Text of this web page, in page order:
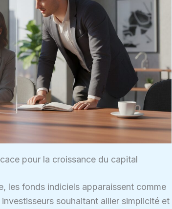
pour la croissance du capital
les fonds indiciels apparaissent comme
souhaitant allier simplicité et